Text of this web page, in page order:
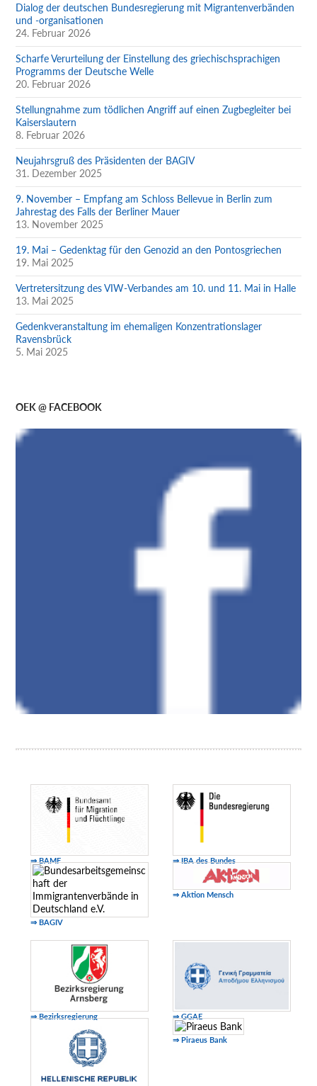
Dialog der deutschen Bundesregierung mit Migrantenverbänden
und -organisationen
24. Februar 2026
Scharfe Verurteilung der Einstellung des griechischsprachigen
Programms der Deutsche Welle
20. Februar 2026
Stellungnahme zum tödlichen Angriff auf einen Zugbegleiter bei
Kaiserslautern
8. Februar 2026
Neujahrsgruß des Präsidenten der BAGIV
31. Dezember 2025
9. November – Empfang am Schloss Bellevue in Berlin zum
Jahrestag des Falls der Berliner Mauer
13. November 2025
19. Mai – Gedenktag für den Genozid an den Pontosgriechen
19. Mai 2025
Vertretersitzung des VIW-Verbandes am 10. und 11. Mai in Halle
13. Mai 2025
Gedenkveranstaltung im ehemaligen Konzentrationslager
Ravensbrück
5. Mai 2025
OEK @ FACEBOOK
⇒ BAMF ⇒ IBA des Bundes
⇒ BAGIV
⇒ Aktion Mensch
⇒ Bezirksregierung ⇒ GGAE
⇒ Piraeus Bank